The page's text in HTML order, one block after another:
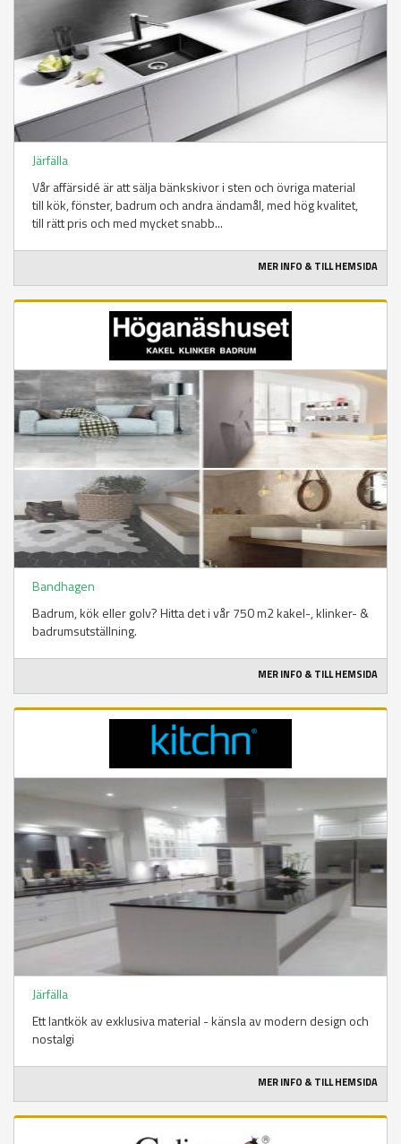
Järfälla
Vår affärsidé är att sälja bänkskivor i sten och övriga material
till kök, fönster, badrum och andra ändamål, med hög kvalitet,
till rätt pris och med mycket snabb...
MER INFO & TILL HEMSIDA
Bandhagen
Badrum, kök eller golv? Hitta det i vår 750 m2 kakel-, klinker- &
badrumsutställning.
MER INFO & TILL HEMSIDA
Järfälla
Ett lantkök av exklusiva material - känsla av modern design och
nostalgi
MER INFO & TILL HEMSIDA